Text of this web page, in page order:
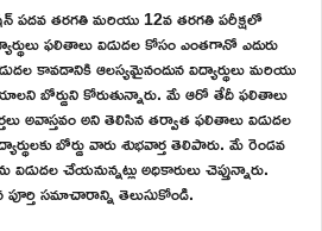
పదవ తరగతి మరియు 12వ తరగతి పరీక్షలో
ఫలితాలు విడుదల కోసం ఎంతగానో ఎదురు
కావడానికి ఆలస్యమైనందున విద్యార్థులు మరియు
బోర్డుని కోరుతున్నారు. మే ఆరో తేదీ ఫలితాలు
అవాస్తవం అని తెలిసిన తర్వాత ఫలితాలు విడుదల
బోర్డు వారు శుభవార్త తెలిపారు. మే రెండవ
చేయనున్నట్లు అధికారులు చెప్తున్నారు.
సమాచారాన్ని తెలుసుకోండి.